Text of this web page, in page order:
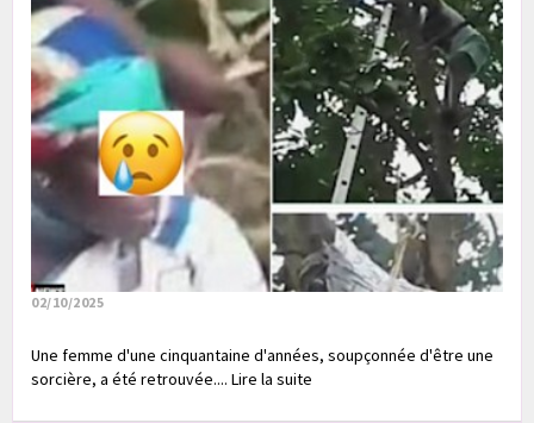
02/10/2025
Une femme d'une cinquantaine d'années, soupçonnée d'être une
sorcière, a été retrouvée.... Lire la suite